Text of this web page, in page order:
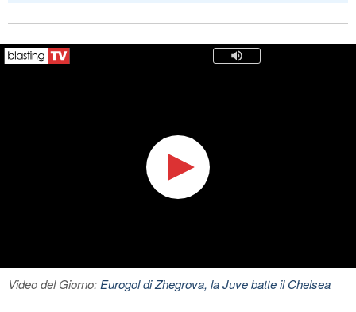
Video del Giorno:Eurogol di Zhegrova, la Juve batte il Chelsea